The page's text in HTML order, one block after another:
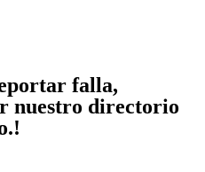
falla,
nuestro directorio